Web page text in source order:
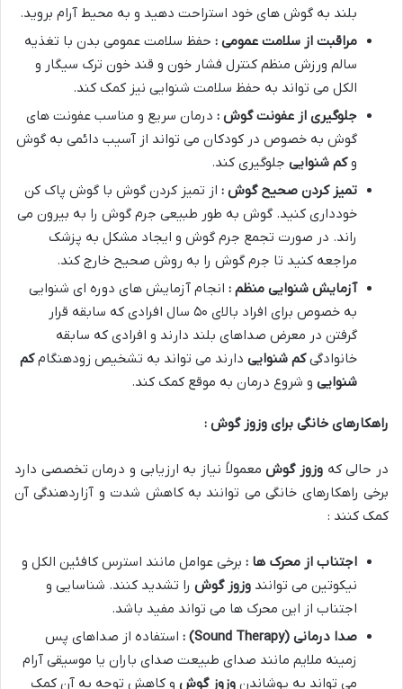
بلند به گوش های خود استراحت دهید و به محیط آرام بروید.
مراقبت از سلامت عمومی : حفظ سلامت عمومی بدن با تغذیه
سالم ورزش منظم کنترل فشار خون و قند خون ترک سیگار و
الکل می تواند به حفظ سلامت شنوایی نیز کمک کند.
جلوگیری از عفونت گوش : درمان سریع و مناسب عفونت های
گوش به خصوص در کودکان می تواند از آسیب دائمی به گوش
وکم شنوایی جلوگیری کند.
تمیز کردن صحیح گوش : از تمیز کردن گوش با گوش پاک کن
خودداری کنید. گوش به طور طبیعی جرم گوش را به بیرون می
راند. در صورت تجمع جرم گوش و ایجاد مشکل به پزشک
مراجعه کنید تا جرم گوش را به روش صحیح خارج کند.
آزمایش شنوایی منظم : انجام آزمایش های دوره ای شنوایی
به خصوص برای افراد بالای ۵۰ سال افرادی که سابقه قرار
گرفتن در معرض صداهای بلند دارند و افرادی که سابقه
خانوادگیکم شنوایی دارند می تواند به تشخیص زودهنگامکم
شنوایی و شروع درمان به موقع کمک کند.
راهکارهای خانگی برای وزوز گوش :
در حالی که وزوز گوشمعمولاً نیاز به ارزیابی و درمان تخصصی دارد
برخی راهکارهای خانگی می توانند به کاهش شدت و آزاردهندگی آن
کمک کنند :
اجتناب از محرک ها : برخی عوامل مانند استرس کافئین الکل و
نیکوتین می توانند وزوز گوش را تشدید کنند. شناسایی و
اجتناب از این محرک ها می تواند مفید باشد.
صدا درمانی (Sound Therapy)
: استفاده از صداهای پس
زمینه ملایم مانند صدای طبیعت صدای باران یا موسیقی آرام
می تواند به پوشاندن وزوز گوش و کاهش توجه به آن کمک